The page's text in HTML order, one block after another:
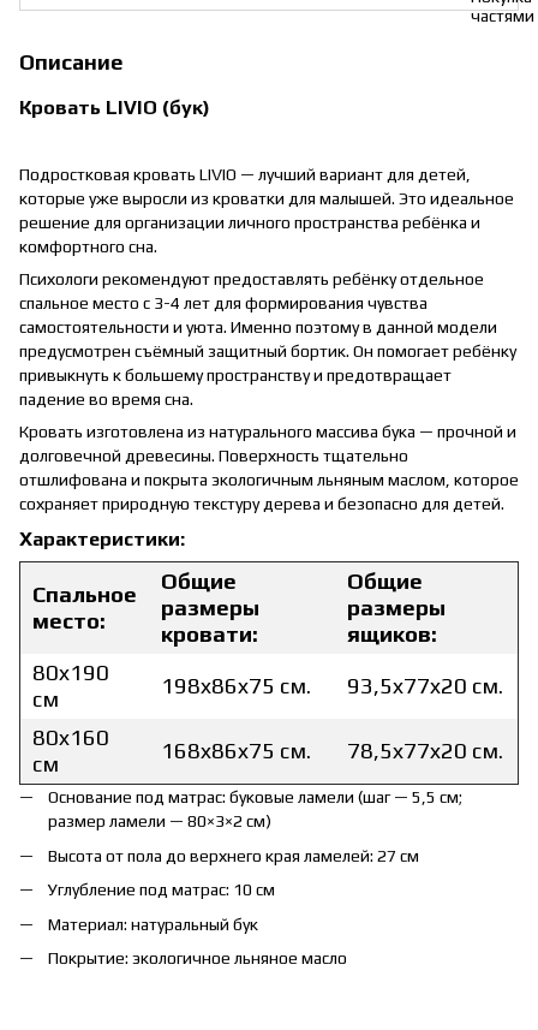
Описание
Кровать LIVIO (бук)
Подростковая кровать LIVIO — лучший вариант для детей,
которые уже выросли из кроватки для малышей. Это идеальное
решение для организации личного пространства ребёнка и
комфортного сна.
Психологи рекомендуют предоставлять ребёнку отдельное
спальное место с 3-4 лет для формирования чувства
самостоятельности и уюта. Именно поэтому в данной модели
предусмотрен съёмный защитный бортик. Он помогает ребёнку
привыкнуть к большему пространству и предотвращает
падение во время сна.
Кровать изготовлена из натурального массива бука — прочной и
долговечной древесины. Поверхность тщательно
отшлифована и покрыта экологичным льняным маслом, которое
сохраняет природную текстуру дерева и безопасно для детей.
Характеристики:
Спальное
место:
Общие
размеры
кровати:
Общие
размеры
ящиков:
80x190
см
198x86x75 см. 93,5x77x20 см.
80x160
см
168x86x75 см. 78,5x77x20 см.
Основание под матрас: буковые ламели (шаг — 5,5 см;
размер ламели — 80×3×2 см)
Высота от пола до верхнего края ламелей: 27 см
Углубление под матрас: 10 см
Материал: натуральный бук
Покрытие: экологичное льняное масло